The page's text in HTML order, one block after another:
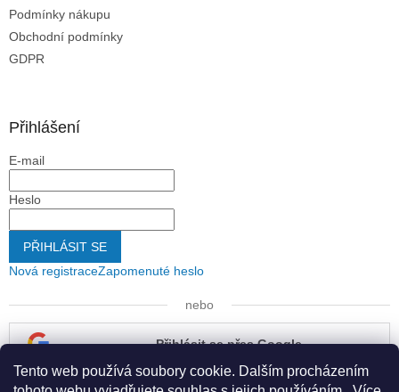
Tento web používá soubory cookie. Dalším procházením
Podmínky nákupu
Obchodní podmínky
GDPR
Přihlášení
E-mail
Heslo
PŘIHLÁSIT SE
Nová registraceZapomenuté heslo
nebo
Přihlásit se přes Google
Přihlásit se přes Seznam